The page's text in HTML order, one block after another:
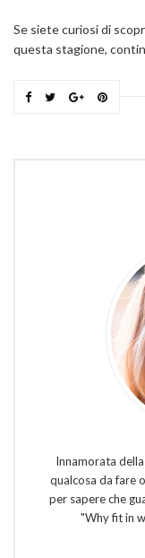
Se siete curiosi di
questa stagione,
Innamorata
qualcosa da fare
per sapere che
"Why fit in